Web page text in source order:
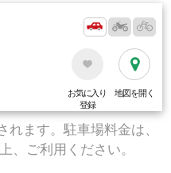
お気に入り
登録
地図を開く
ます。駐車場料金は、
、ご利用ください。